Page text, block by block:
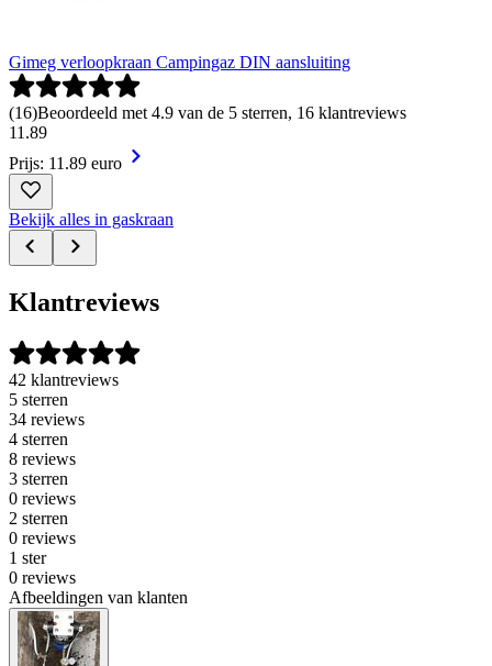
Gimeg verloopkraan Campingaz DIN aansluiting
(16)Beoordeeld met 4.9 van de 5 sterren, 16 klantreviews
11 .89
Prijs: 11.89 euro
Bekijk alles in gaskraan
Klantreviews
42 klantreviews
5 sterren
34 reviews
4 sterren
8 reviews
3 sterren
0 reviews
2 sterren
0 reviews
1 ster
0 reviews
Afbeeldingen van klanten